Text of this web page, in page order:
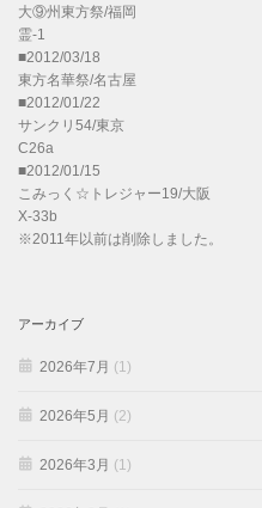
大⑨州東方祭/福岡
霊-1
■2012/03/18
東方名華祭/名古屋
■2012/01/22
サンクリ54/東京
C26a
■2012/01/15
こみっく☆トレジャー19/大阪
X-33b
※2011年以前は削除しました。
アーカイブ
2026年7月 (1)
2026年5月 (2)
2026年3月 (1)